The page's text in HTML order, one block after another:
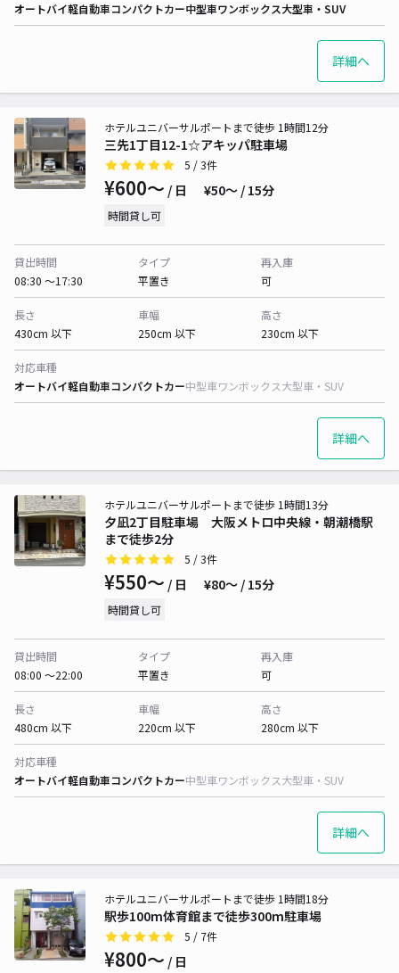
オートバイ軽自動車コンパクトカー中型車ワンボックス大型車・SUV
詳細へ
三先1丁目12-1☆アキッパ駐車場
ホテルユニバーサルポートまで徒歩 1時間12分
5 / 3件
¥600〜 / 日 ¥50〜 / 15分
時間貸し可
貸出時間
08:30 〜17:30
タイプ
平置き
再入庫
可
長さ
430cm 以下
車幅
250cm 以下
高さ
230cm 以下
対応車種
オートバイ軽自動車コンパクトカー中型車ワンボックス大型車・SUV
詳細へ
夕凪2丁目駐車場 大阪メトロ中央線・朝潮橋駅
まで徒歩2分
ホテルユニバーサルポートまで徒歩 1時間13分
5 / 3件
¥550〜 / 日 ¥80〜 / 15分
時間貸し可
貸出時間
08:00 〜22:00
タイプ
平置き
再入庫
可
長さ
480cm 以下
車幅
220cm 以下
高さ
280cm 以下
対応車種
オートバイ軽自動車コンパクトカー中型車ワンボックス大型車・SUV
詳細へ
駅歩100m体育館まで徒歩300m駐車場
ホテルユニバーサルポートまで徒歩 1時間18分
5 / 7件
¥800〜 / 日